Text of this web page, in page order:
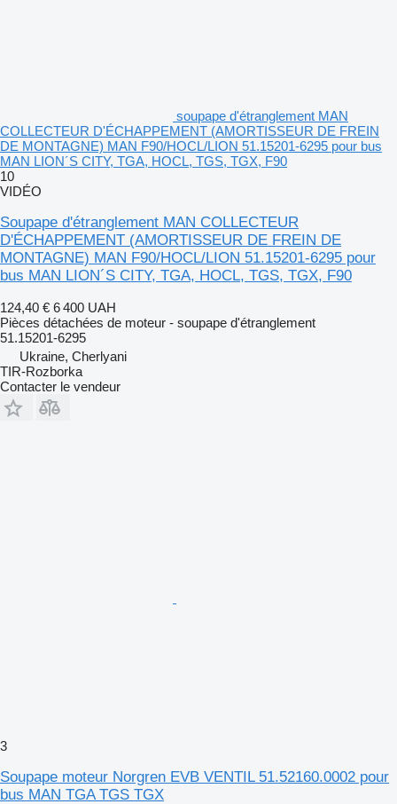
soupape d'étranglement MAN
COLLECTEUR D'ÉCHAPPEMENT (AMORTISSEUR DE FREIN
DE MONTAGNE) MAN F90/HOCL/LION 51.15201-6295 pour bus
MAN LION´S CITY, TGA, HOCL, TGS, TGX, F90
10
VIDÉO
Soupape d'étranglement MAN COLLECTEUR
D'ÉCHAPPEMENT (AMORTISSEUR DE FREIN DE
MONTAGNE) MAN F90/HOCL/LION 51.15201-6295 pour
bus MAN LION´S CITY, TGA, HOCL, TGS, TGX, F90
124,40 € 6 400 UAH
Pièces détachées de moteur - soupape d'étranglement
51.15201-6295
Ukraine, Cherlyani
TIR-Rozborka
Contacter le vendeur
3
Soupape moteur Norgren EVB VENTIL 51.52160.0002 pour
bus MAN TGA TGS TGX